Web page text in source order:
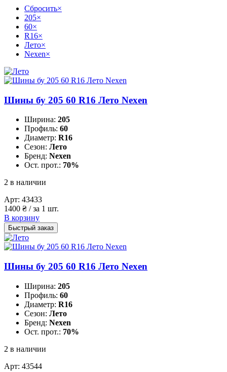
Сбросить×
205×
60×
R16×
Лето×
Nexen×
Шины бу 205 60 R16 Лето Nexen
Ширина: 205
Профиль: 60
Диаметр: R16
Сезон: Лето
Бренд: Nexen
Ост. прот.: 70%
2 в наличии
Арт: 43433
1400 ₴ / за 1 шт.
В корзину
Быстрый заказ
Шины бу 205 60 R16 Лето Nexen
Ширина: 205
Профиль: 60
Диаметр: R16
Сезон: Лето
Бренд: Nexen
Ост. прот.: 70%
2 в наличии
Арт: 43544